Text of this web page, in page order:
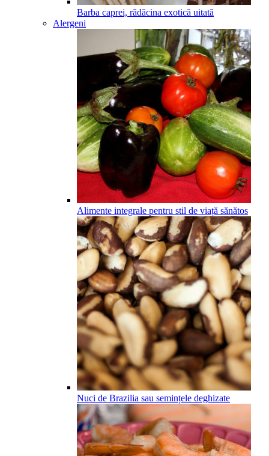
Barba caprei, rădăcina exotică uitată
Alergeni
Alimente integrale pentru stil de viață sănătos
Nuci de Brazilia sau semințele deghizate